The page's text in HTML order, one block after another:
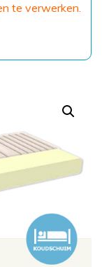
te verwerken.